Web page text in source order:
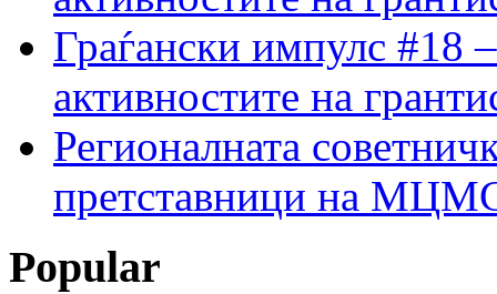
Граѓански импулс #18
активностите на
Регионалната
претставници на МЦМС
Popular